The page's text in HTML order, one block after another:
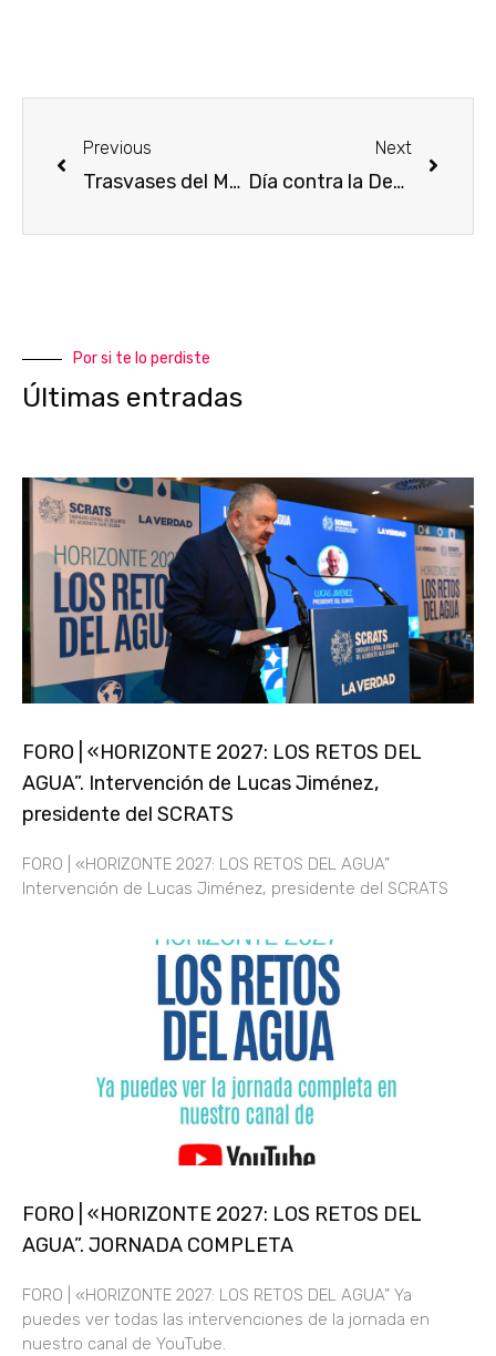
Previous
Trasvases del Mundo (VI)
Next
Día contra la Desertificación
Por si te lo perdiste
Últimas entradas
FORO | «HORIZONTE 2027: LOS RETOS DEL
AGUA”. Intervención de Lucas Jiménez,
presidente del SCRATS
FORO | «HORIZONTE 2027: LOS RETOS DEL AGUA”
Intervención de Lucas Jiménez, presidente del SCRATS
FORO | «HORIZONTE 2027: LOS RETOS DEL
AGUA”. JORNADA COMPLETA
FORO | «HORIZONTE 2027: LOS RETOS DEL AGUA” Ya
puedes ver todas las intervenciones de la jornada en
nuestro canal de YouTube.